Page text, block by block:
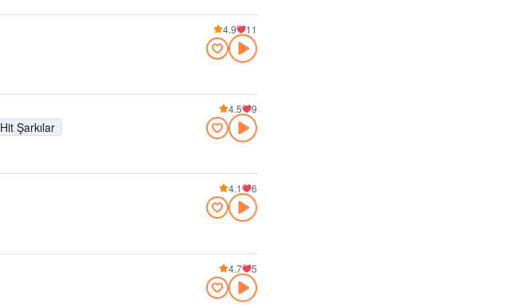
4.9 11
Hit Şarkılar
4.5 9
4.1 6
4.7 5